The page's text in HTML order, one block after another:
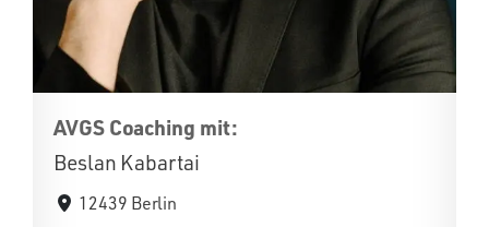
AVGS Coaching mit:
Beslan Kabartai
12439 Berlin